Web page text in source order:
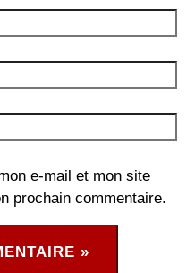
e-mail et mon site
prochain commentaire.